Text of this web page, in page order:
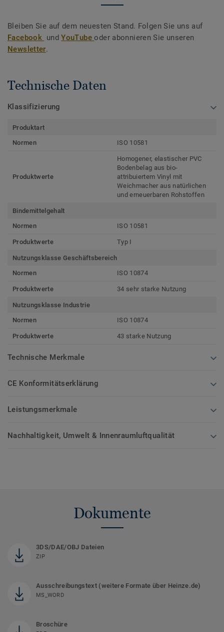
Bleiben Sie auf dem neuesten Stand. Folgen Sie uns auf
Facebook undYouTubeoder abonnieren Sie unseren
Newsletter.
Technische Daten
Klassifizierung
Produktart
Normen
ISO 10581
Produktwerte
Homogener, elastischer PVC
Bodenbelag aus bio-
attribuiertem Vinyl mit
Weichmacher aus natürlichen
und erneuerbaren Rohstoffen
Bindemittelgehalt
Normen
ISO 10581
Produktwerte Typ I
Nutzungsklasse Geschäftsbereich
Normen
ISO 10874
Produktwerte 34 sehr starke Nutzung
Nutzungsklasse Industrie
Normen
ISO 10874
Produktwerte 43 starke Nutzung
Technische Merkmale
CE Konformitätserklärung
Leistungsmerkmale
Nachhaltigkeit, Umwelt & Innenraumluftqualität
Dokumente
3DS/DAE/OBJ Dateien
ZIP
Ausschreibungstext (weitere Formate über Heinze.de)
MS_WORD
Broschüre